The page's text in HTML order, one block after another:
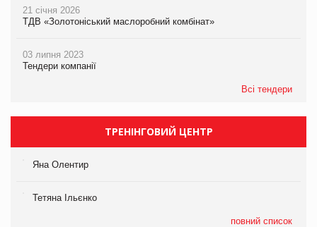
21 січня 2026
ТДВ «Золотоніський маслоробний комбінат»
03 липня 2023
Тендери компанії
Всі тендери
ТРЕНІНГОВИЙ ЦЕНТР
Яна Олентир
Тетяна Ільєнко
повний список